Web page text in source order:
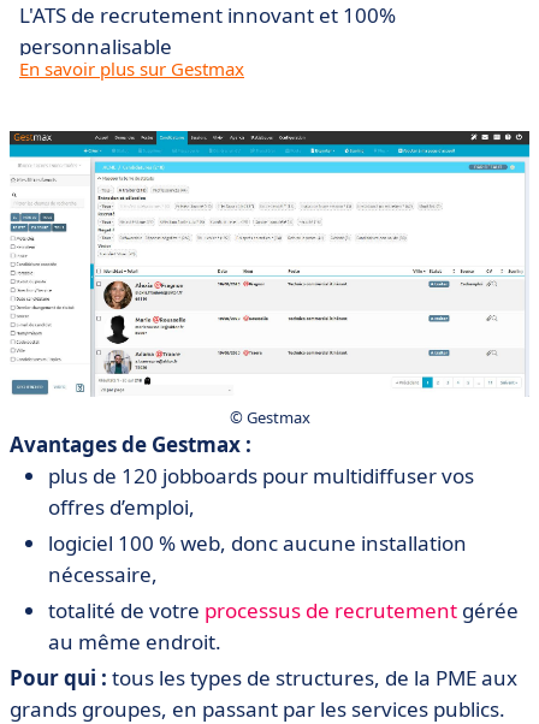
L'ATS de recrutement innovant et 100%
personnalisable
En savoir plus sur Gestmax
© Gestmax
Avantages de Gestmax :
plus de 120 jobboards pour multidiffuser vos
offres d’emploi,
logiciel 100 % web, donc aucune installation
nécessaire,
totalité de votre processus de recrutement gérée
au même endroit.
Pour qui : tous les types de structures, de la PME aux
grands groupes, en passant par les services publics.